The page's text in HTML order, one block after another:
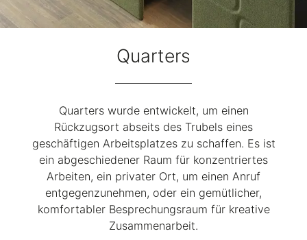
Quarters
Quarters wurde entwickelt, um einen
Rückzugsort abseits des Trubels eines
geschäftigen Arbeitsplatzes zu schaffen. Es ist
ein abgeschiedener Raum für konzentriertes
Arbeiten, ein privater Ort, um einen Anruf
entgegenzunehmen, oder ein gemütlicher,
komfortabler Besprechungsraum für kreative
Zusammenarbeit.